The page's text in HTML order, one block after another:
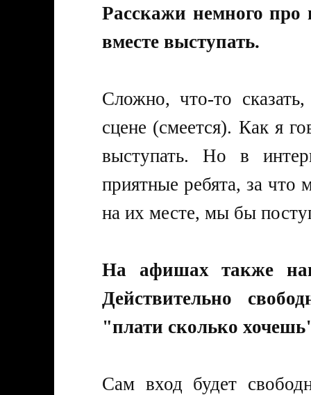
Расскажи немного
вместе выступать.
Сложно, что-то
сцене (смеется). Как я
выступать. Но в
приятные ребята, за
на их месте, мы бы
На афишах также
Действительно
"плати сколько
Сам вход будет